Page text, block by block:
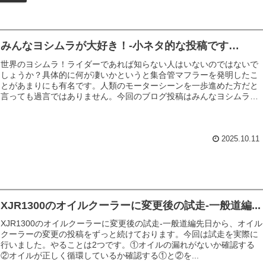
みんなヨシムラが大好き！-小ネタ的な投稿です…
世界のヨシムラ！ライダーであれば知らない人はいないのではないで
しょうか？具体的に何が凄いかというと集合管マフラーを発明したこ
とがあまりにも有名です。人類のモーターシーンを一歩進めた方だと
言っても過言ではありません。今回のブログ投稿はみんなヨシムラの
2025.10.11
XJR1300のオイルクーラーに変更後の試走-一般道編...
XJR1300のオイルクーラーに変更後の試走-一般道編先日から、オイル
クーラーの変更の投稿をずっと続けております。今回は試走を実際に
行いました。やることは2つです。①オイルの漏れがないか確認する
②オイルが正しく循環しているか確認する①と②を...